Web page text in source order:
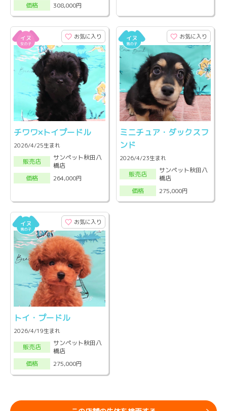
価格
308,000円
お気に入り
チワワ×トイプードル
2026/4/25生まれ
販売店
サンペット秋田八
橋店
価格
264,000円
お気に入り
ミニチュア・ダックスフ
ンド
2026/4/23生まれ
販売店
サンペット秋田八
橋店
価格
275,000円
お気に入り
トイ・プードル
2026/4/19生まれ
販売店
サンペット秋田八
橋店
価格
275,000円